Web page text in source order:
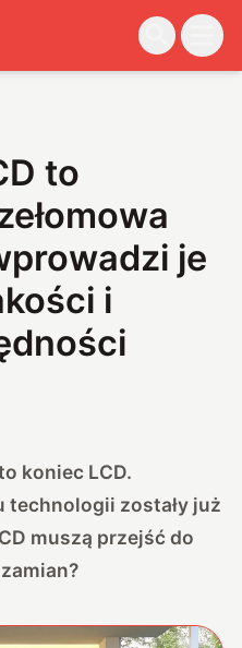
to
je
i
koniec LCD.
zostały już
muszą przejść do